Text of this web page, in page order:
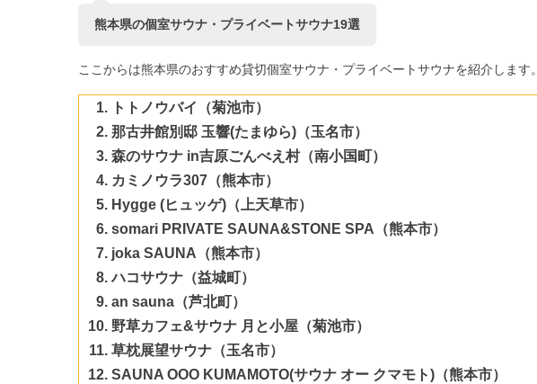
熊本県の個室サウナ・プライベートサウナ19選
ここからは熊本県のおすすめ貸切個室サウナ・プライベートサウナを紹介します。
トトノウバイ（菊池市）
那古井館別邸 玉響(たまゆら)（玉名市）
森のサウナ in吉原ごんべえ村（南小国町）
カミノウラ307（熊本市）
Hygge (ヒュッゲ)（上天草市）
somari PRIVATE SAUNA&STONE SPA（熊本市）
joka SAUNA（熊本市）
ハコサウナ（益城町）
an sauna（芦北町）
野草カフェ&サウナ 月と小屋（菊池市）
草枕展望サウナ（玉名市）
SAUNA OOO KUMAMOTO(サウナ オー クマモト)（熊本市）